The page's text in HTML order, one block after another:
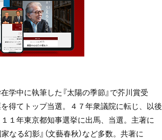
中に執筆した『太陽の季節』で芥川賞受
得てトップ当選。４７年衆議院に転じ、以後
１年東京都知事選挙に出馬、当選。主著に
家なる幻影』（文藝春秋）など多数。共著に